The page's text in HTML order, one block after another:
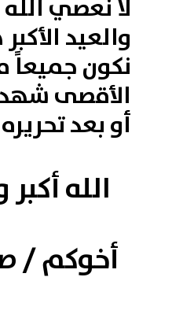
لا نعصي
والعيد
نكون جميعاً
الأقصى
أو بعد
الله
أخوكم /